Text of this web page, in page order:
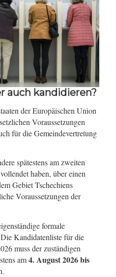
auch kandidieren?
der Europäischen Union
Voraussetzungen
für die Gemeindevertretung
spätestens am zweiten
haben, über einen
Gebiet Tschechiens
Voraussetzungen der
formale
Kandidatenliste für die
muss der zuständigen
am4. August 2026 bis